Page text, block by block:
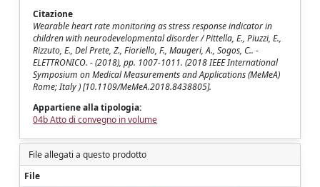
Citazione
Wearable heart rate monitoring as stress response indicator in
children with neurodevelopmental disorder / Pittella, E., Piuzzi, E.,
Rizzuto, E., Del Prete, Z., Fioriello, F., Maugeri, A., Sogos, C.. -
ELETTRONICO. - (2018), pp. 1007-1011. (2018 IEEE International
Symposium on Medical Measurements and Applications (MeMeA)
Rome; Italy ) [10.1109/MeMeA.2018.8438805].
Appartiene alla tipologia:
04b Atto di convegno in volume
File allegati a questo prodotto
File